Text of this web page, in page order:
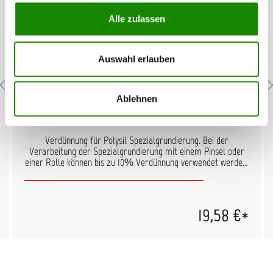
Alle zulassen
Auswahl erlauben
Ablehnen
POLYSIL Spezial Verdünnung V220 2200.01
Verdünnung für Polysil Spezialgrundierung. Bei der
Verarbeitung der Spezialgrundierung mit einem Pinsel oder
einer Rolle können bis zu 10% Verdünnung verwendet werden.
so werden bis zu 50% Verdünnung benötigt.
19,58 €*